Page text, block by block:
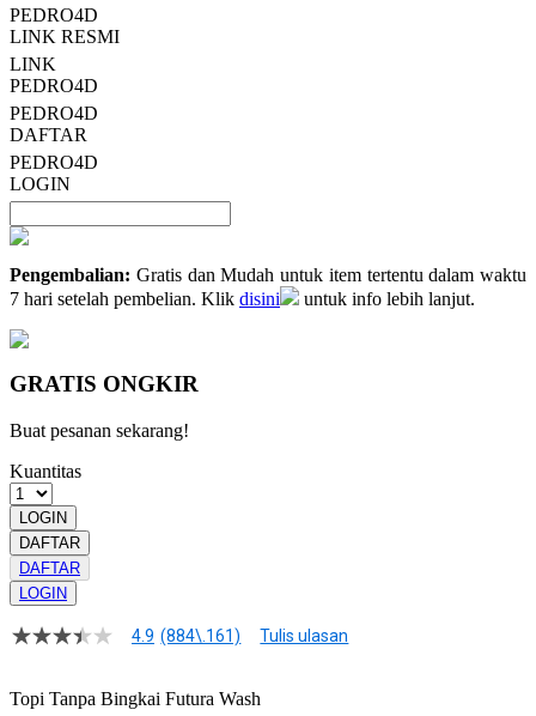
PEDRO4D
LINK RESMI
LINK
PEDRO4D
PEDRO4D
DAFTAR
PEDRO4D
LOGIN
Pengembalian: Gratis dan Mudah untuk item tertentu dalam waktu
7 hari setelah pembelian. Klik disini untuk info lebih lanjut.
GRATIS ONGKIR
Buat pesanan sekarang!
Kuantitas
LOGIN
DAFTAR
DAFTAR
LOGIN
4.9
bintang,
4.9 (884\.161) Tulis ulasan
Topi Tanpa Bingkai Futura Wash